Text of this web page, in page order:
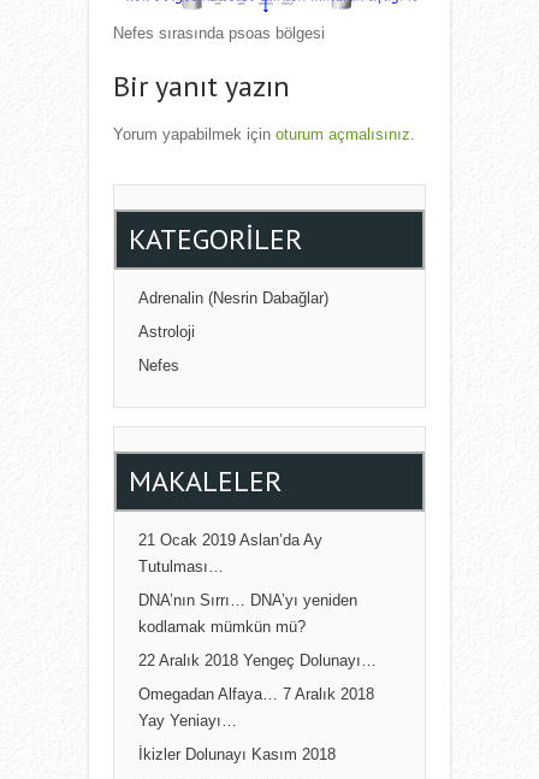
Nefes sırasında psoas bölgesi
Bir yanıt yazın
Yorum yapabilmek için oturum açmalısınız.
KATEGORILER
Adrenalin (Nesrin Dabağlar)
Astroloji
Nefes
MAKALELER
21 Ocak 2019 Aslan’da Ay
Tutulması…
DNA’nın Sırrı… DNA’yı yeniden
kodlamak mümkün mü?
22 Aralık 2018 Yengeç Dolunayı…
Omegadan Alfaya… 7 Aralık 2018
Yay Yeniayı…
İkizler Dolunayı Kasım 2018